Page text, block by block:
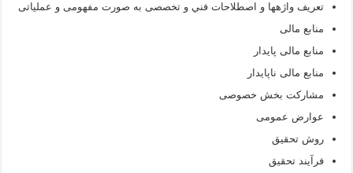
تعريف واژه‏ها و اصطلاحات فني و تخصصی به صورت مفهومی و عملیاتی
منابع مالی
منابع مالی پایدار
منابع مالی ناپایدار
مشارکت بخش خصوصی
عوارض عمومی
روش تحقیق
فرآيند تحقيق